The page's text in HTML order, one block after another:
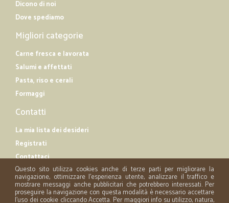
Dicono di noi
Dove spediamo
Migliori categorie
Carne fresca e lavorata
Salumi e affettati
Pasta, riso e cerali
Formaggi
Contatti
La mia lista dei desideri
Registrati
Contattaci
Questo sito utilizza cookies anche di terze parti per migliorare la
navigazione, ottimizzare l'esperienza utente, analizzare il traffico e
mostrare messaggi anche pubblicitari che potrebbero interessati. Per
proseguire la navigazione con questa modalità è necessario accettare
l'uso dei cookie cliccando Accetta. Per maggiori info su utilizzo, natura,